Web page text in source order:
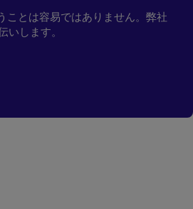
ことは容易ではありません。弊社
します。